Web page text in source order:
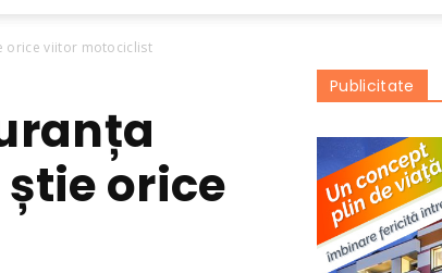
orice viitor motociclist
orice
Publicitate